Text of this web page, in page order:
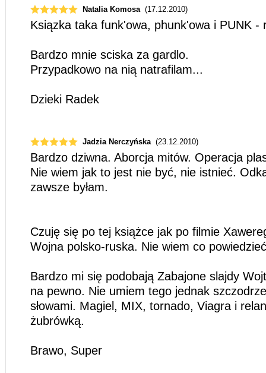
Natalia Komosa (17.12.2010)
Ksiązka taka funk'owa, phunk'owa i PUNK -
Bardzo mnie sciska za gardlo.
Przypadkowo na nią natrafilam...
Dzieki Radek
Jadzia Nerczyńska (23.12.2010)
Bardzo dziwna. Aborcja mitów. Operacja
Nie wiem jak to jest nie być, nie istnieć.
zawsze byłam.
Czuję się po tej książce jak po filmie
Wojna polsko-ruska. Nie wiem co
Bardzo mi się podobają Zabajone slajdy
na pewno. Nie umiem tego jednak
słowami. Magiel, MIX, tornado, Viagra i
żubrówką.
Brawo, Super